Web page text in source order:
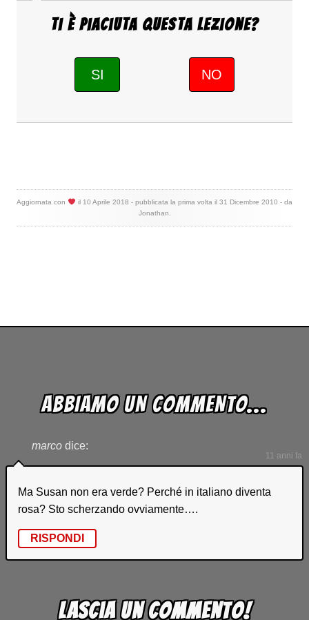
Ti è piaciuta questa Lezione?
SI NO
Aggiornata con il 10 Aprile 2018 - pubblicata la prima volta il 31 Dicembre 2010 - da
Jonathan
ABBIAMO UN COMMENTO...
marco dice:
11 anni fa
Ma Susan non era verde? Perché in italiano diventa
rosa? Sto scherzando ovviamente….
RISPONDI
Lascia un commento!